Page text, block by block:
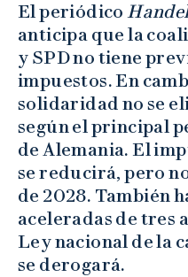
El periódico
anticipa que la
y SPD no tiene
impuestos. En
solidaridad no se
según el principal
de Alemania. El
se reducirá, pero
de 2028. También
aceleradas de tres
Ley nacional de la
se derogará.